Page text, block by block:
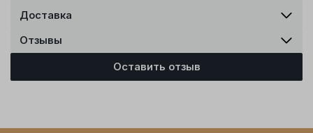
Доставка
Отзывы
Оставить отзыв